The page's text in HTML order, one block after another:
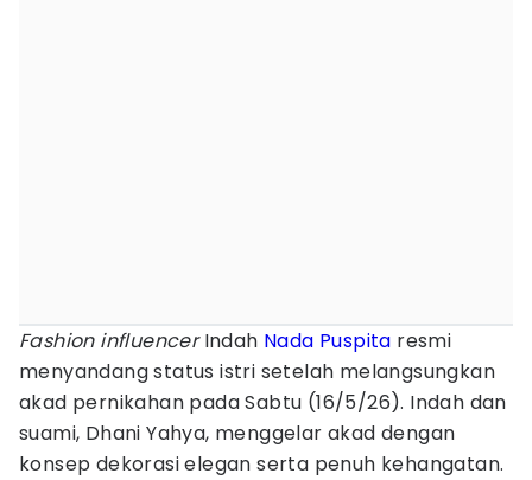
Fashion influencerIndah Nada Puspita resmi
menyandang status istri setelah melangsungkan
akad pernikahan pada Sabtu (16/5/26). Indah dan
suami, Dhani Yahya, menggelar akad dengan
konsep dekorasi elegan serta penuh kehangatan.